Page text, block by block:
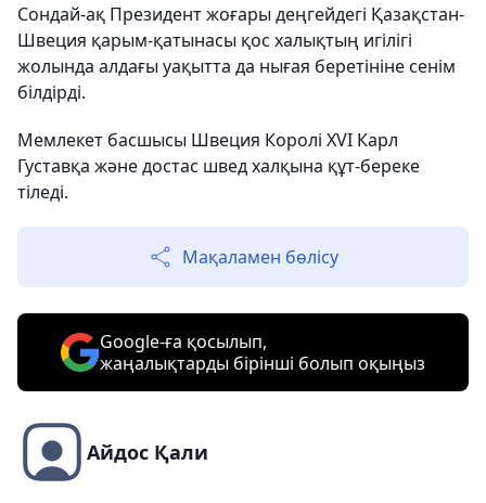
Сондай-ақ Президент жоғары деңгейдегі Қазақстан-
Швеция қарым-қатынасы қос халықтың игілігі
жолында алдағы уақытта да нығая беретініне сенім
білдірді.
Мемлекет басшысы Швеция Королі XVI Карл
Густавқа және достас швед халқына құт-береке
тіледі.
Мақаламен бөлісу
Google-ға қосылып,
жаңалықтарды бірінші болып оқыңыз
Айдос Қали